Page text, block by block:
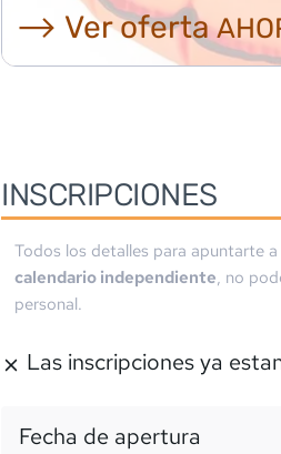
⟶ Ver oferta
INSCRIPCIONES
Todos los detalles para apuntarte
calendario independiente, no
personal.
Las inscripciones ya
Fecha de apertura